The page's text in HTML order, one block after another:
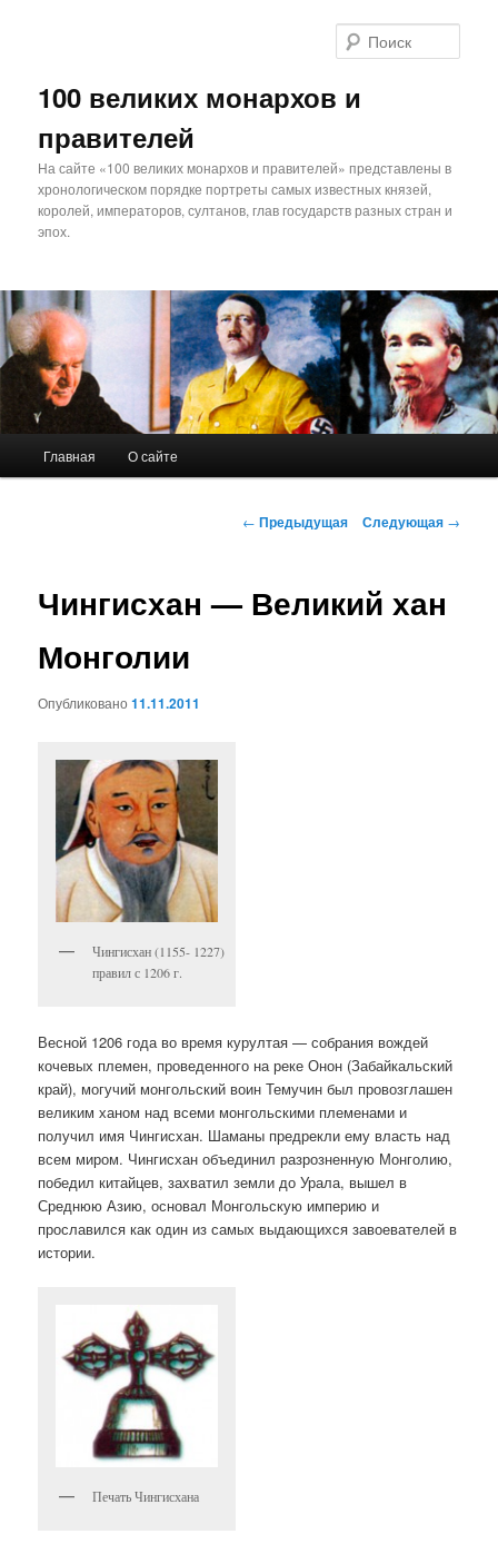
100 великих монархов и
правителей
На сайте «100 великих монархов и правителей» представлены в
хронологическом порядке портреты самых известных князей,
королей, императоров, султанов, глав государств разных стран и
эпох.
Перейти
содержимому
Главная О сайте
Навигация
← Предыдущая Следующая →
Чингисхан — Великий хан
Монголии
Опубликовано11.11.2011
Чингисхан (1155- 1227)
правил с 1206 г.
Весной 1206 года во время курултая — собрания вождей
кочевых племен, проведенного на реке Онон (Забайкальский
край), могучий монгольский воин Темучин был провозглашен
великим ханом над всеми монгольскими племенами и
получил имя Чингисхан. Шаманы предрекли ему власть над
всем миром. Чингисхан объединил разрозненную Монголию,
победил китайцев, захватил земли до Урала, вышел в
Среднюю Азию, основал Монгольскую империю и
прославился как один из самых выдающихся завоевателей в
истории.
Печать Чингисхана